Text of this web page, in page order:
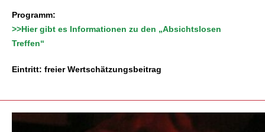
Programm:
>>Hier gibt es Informationen zu den „Absichtslosen
Treffen“
Eintritt: freier Wertschätzungsbeitrag